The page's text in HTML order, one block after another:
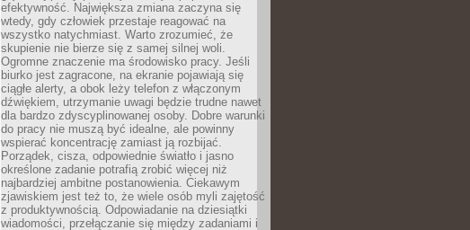
efektywność. Największa zmiana zaczyna się
wtedy, gdy człowiek przestaje reagować na
wszystko natychmiast. Warto zrozumieć, że
skupienie nie bierze się z samej silnej woli.
Ogromne znaczenie ma środowisko pracy. Jeśli
biurko jest zagracone, na ekranie pojawiają się
ciągłe alerty, a obok leży telefon z włączonym
dźwiękiem, utrzymanie uwagi będzie trudne nawet
dla bardzo zdyscyplinowanej osoby. Dobre warunki
do pracy nie muszą być idealne, ale powinny
wspierać koncentrację zamiast ją rozbijać.
Porządek, cisza, odpowiednie światło i jasno
określone zadanie potrafią zrobić więcej niż
najbardziej ambitne postanowienia. Ciekawym
zjawiskiem jest też to, że wiele osób myli zajętość
z produktywnością. Odpowiadanie na dziesiątki
wiadomości, przełączanie się między zadaniami i